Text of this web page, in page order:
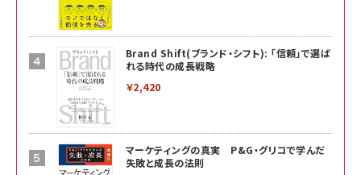
Brand Shift(ブランド・シフト): 「信頼」で選ば
れる時代の成長戦略
￥2,420
マーケティングの真実 P&G・グリコで学んだ
失敗と成長の法則